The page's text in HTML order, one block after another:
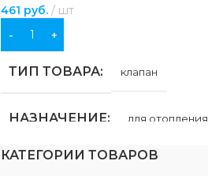
461 руб. шт
В КОРЗИНУ
ТИП ТОВАРА клапан
НАЗНАЧЕНИЕ для отопления
ЦВЕТ
КАТЕГОРИИ ТОВАРОВ